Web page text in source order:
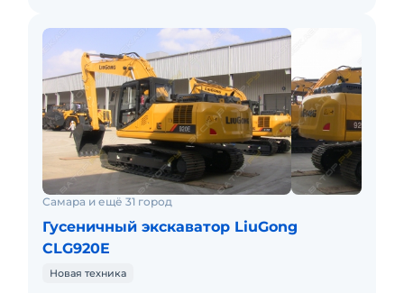
Самара и ещё 31 город
Гусеничный экскаватор LiuGong
CLG920E
Новая техника